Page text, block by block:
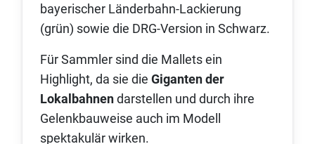
bayerischer Länderbahn-Lackierung
(grün) sowie die DRG‑Version in Schwarz.
Für Sammler sind die Mallets ein
Highlight, da sie die Giganten der
Lokalbahnendarstellen und durch ihre
Gelenkbauweise auch im Modell
spektakulär wirken.